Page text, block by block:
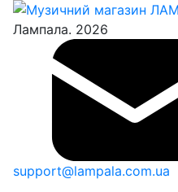
Лампала. 2026
support@lampala.com.ua